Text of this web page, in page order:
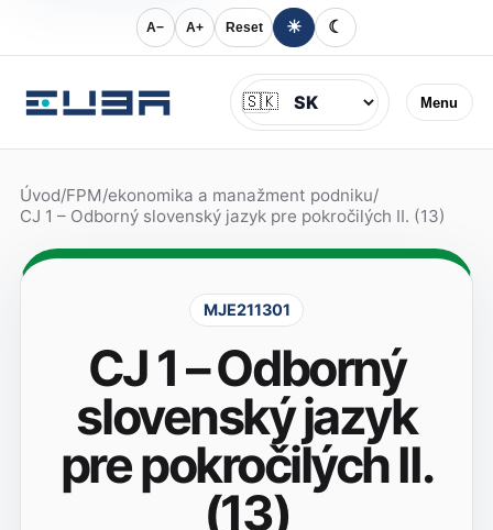
A− A+ Reset ☀ ☾
Menu
Jazyk
🇸🇰
Úvod/FPM/ekonomika a manažment podniku/
CJ 1 – Odborný slovenský jazyk pre pokročilých II. (13)
MJE211301
CJ 1 – Odborný
slovenský jazyk
pre pokročilých II.
(13)